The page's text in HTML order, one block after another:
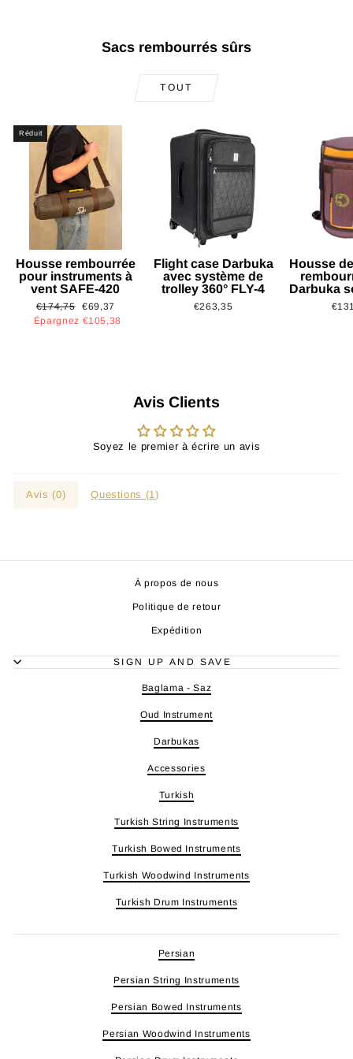
Sacs rembourrés sûrs
TOUT
Réduit
Housse rembourrée
pour instruments à
vent SAFE-420
Prix
régulier
€174,75
Prix
réduit
€69,37
Épargnez €105,38
Flight case Darbuka
avec système de
trolley 360° FLY-4
€263,35
Housse
Darbuka
Avis Clients
Soyez le premier à écrire un avis
Avis (0) Questions (1)
À propos de nous
Politique de retour
Expédition
SIGN UP AND SAVE
Baglama - Saz
Oud Instrument
Darbukas
Accessories
Turkish
Turkish String Instruments
Turkish Bowed Instruments
Turkish Woodwind Instruments
Turkish Drum Instruments
Persian
Persian String Instruments
Persian Bowed Instruments
Persian Woodwind Instruments